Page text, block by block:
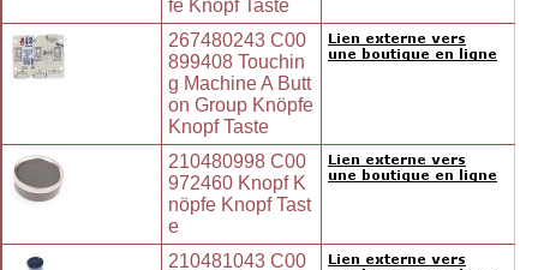
fe Knopf Taste
267480243 C00
899408 Touchin
g Machine A Butt
on Group Knöpfe
Knopf Taste
210480998 C00
972460 Knopf K
nöpfe Knopf Tast
e
210481043 C00